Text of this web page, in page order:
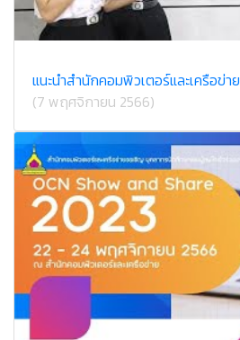
แนะนำสำนักคอมพิวเตอร์และเครือข่าย
(7 พฤศจิกายน 2566)